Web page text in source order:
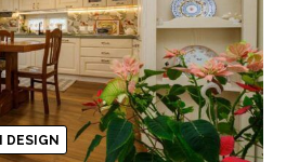
DESIGN